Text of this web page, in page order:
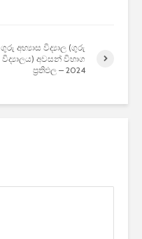
ගුරු අභ්‍යාස විද්‍යාල (ගුරු
විද්‍යාලය) අවසන් විභාග
ප්‍රතිඵල – 2024